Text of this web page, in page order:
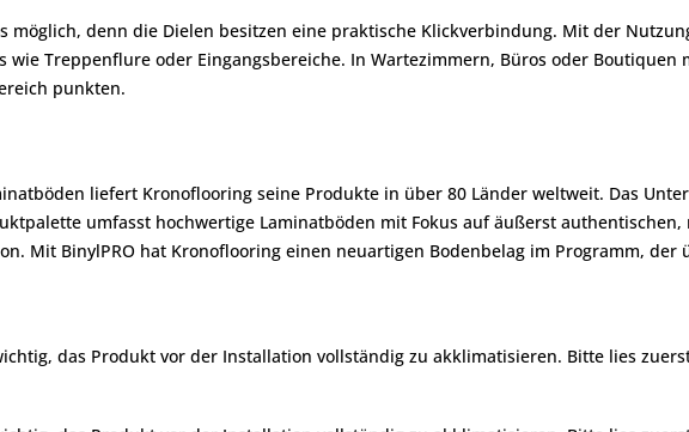
möglich, denn die Dielen besitzen eine praktische Klickverbindung. Mit der
wie Treppenflure oder Eingangsbereiche. In Wartezimmern, Büros oder
punkten.
liefert Kronoflooring seine Produkte in über 80 Länder weltweit. Das
umfasst hochwertige Laminatböden mit Fokus auf äußerst
Mit BinylPRO hat Kronoflooring einen neuartigen Bodenbelag im Programm,
das Produkt vor der Installation vollständig zu akklimatisieren. Bitte lies